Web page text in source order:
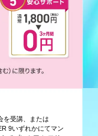
を受講、または
9いずれかにてマン